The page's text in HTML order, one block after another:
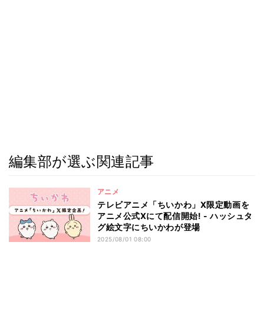
編集部が選ぶ関連記事
アニメ
テレビアニメ「ちいかわ」X限定動画を
アニメ公式Xにて配信開始! - ハッシュタ
グ絵文字にちいかわが登場
2025/08/01 08:00